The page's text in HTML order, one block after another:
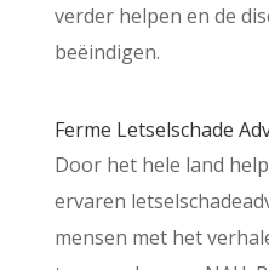
verder helpen en de
beëindigen.
Ferme Letselschade
Door het hele land
ervaren
mensen met het